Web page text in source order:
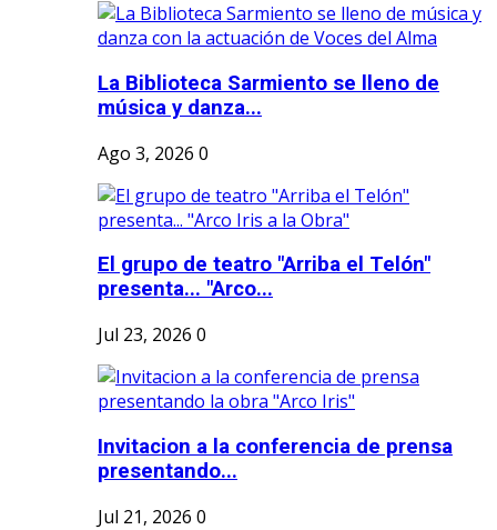
La Biblioteca Sarmiento se lleno de
música y danza...
Ago 3, 2026 0
El grupo de teatro "Arriba el Telón"
presenta... "Arco...
Jul 23, 2026 0
Invitacion a la conferencia de prensa
presentando...
Jul 21, 2026 0